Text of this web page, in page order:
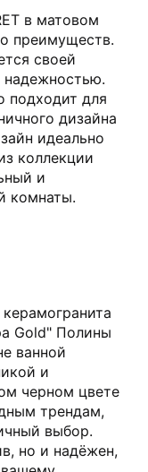
в матовом
преимуществ.
своей
подходит для
дизайна
идеально
коллекции
и
комнаты.
Gold" Полины
ванной
и
черном цвете
трендам,
выбор.
но и надёжен,